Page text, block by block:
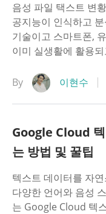
음성 파일 택스트 변
공지능이 인식하고
기술이고 스마트폰,
이미 실생활에 활용
By 이현수
Google Cloud
는 방법 및 꿀팁
텍스트 데이터를 자
다양한 언어와 음성
는 Google Cloud 텍